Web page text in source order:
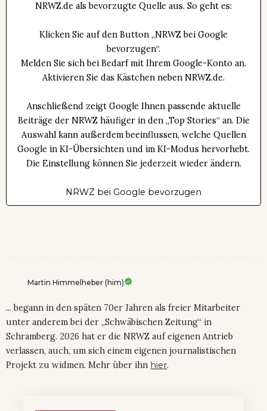
NRWZ.de als bevorzugte Quelle aus. So geht es:
Klicken Sie auf den Button „NRWZ bei Google
bevorzugen“.
Melden Sie sich bei Bedarf mit Ihrem Google-Konto an.
Aktivieren Sie das Kästchen neben NRWZ.de.
Anschließend zeigt Google Ihnen passende aktuelle
Beiträge der NRWZ häufiger in den „Top Stories“ an. Die
Auswahl kann außerdem beeinflussen, welche Quellen
Google in KI-Übersichten und im KI-Modus hervorhebt.
Die Einstellung können Sie jederzeit wieder ändern.
NRWZ bei Google bevorzugen
Martin Himmelheber (him)
... begann in den späten 70er Jahren als freier Mitarbeiter
unter anderem bei der „Schwäbischen Zeitung“ in
Schramberg. 2026 hat er die NRWZ auf eigenen Antrieb
verlassen, auch, um sich einem eigenen journalistischen
Projekt zu widmen. Mehr über ihn hier.